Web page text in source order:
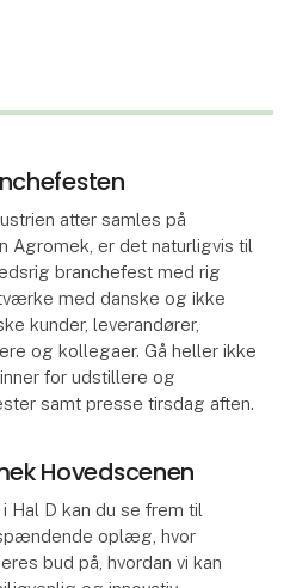
atter samles på
Agromek, er det naturligvis til
branchefest med rig
med danske og ikke
kunder, leverandører,
og kollegaer. Gå heller ikke
for udstillere og
samt presse tirsdag aften.
Hovedscenen
Hal D kan du se frem til
oplæg, hvor
bud på, hvordan vi kan